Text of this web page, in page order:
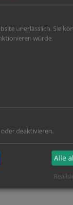
unerlässlich. Sie
würde.
deaktivieren.
Alle